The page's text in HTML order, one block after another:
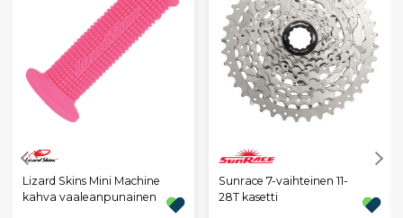
Lizard Skins Mini Machine
kahva vaaleanpunainen
Sunrace 7-vaihteinen 11-
28T kasetti